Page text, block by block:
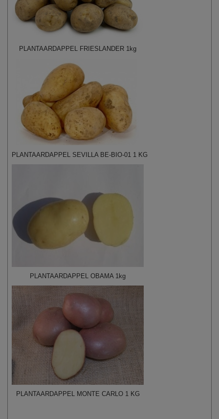
PLANTAARDAPPEL FRIESLANDER 1kg
PLANTAARDAPPEL SEVILLA BE-BIO-01 1 KG
PLANTAARDAPPEL OBAMA 1kg
PLANTAARDAPPEL MONTE CARLO 1 KG